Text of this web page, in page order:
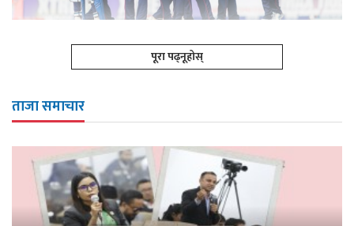
पूरा पढ्नूहोस्
ताजा समाचार